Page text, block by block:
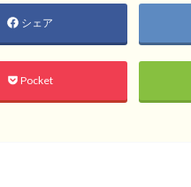
シェア
Pocket